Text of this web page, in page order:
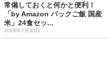
常備しておくと何かと便利！
「by Amazon パックご飯 国産
米」24食セッ...
2026年7月30日